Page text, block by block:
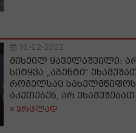
31-12-2022
მიხეილ ყაველაშვილი:
სიტყვა „აგენტი“
რომელსაც სახელმწიფოს
აკეთებენ, არ ეხამუშებათ
ვრცლად